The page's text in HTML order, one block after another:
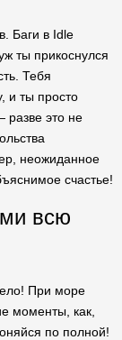
Баги в Idle
ты прикоснулся
Тебя
и ты просто
это не
неожиданное
счастье!
всю
При море
моменты, как,
по полной!